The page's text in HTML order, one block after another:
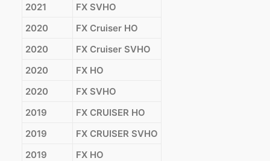
2021
FX SVHO
2020
FX Cruiser HO
2020
FX Cruiser SVHO
2020
FX HO
2020
FX SVHO
2019
FX CRUISER HO
2019
FX CRUISER SVHO
2019
FX HO